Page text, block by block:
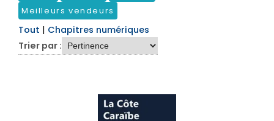
Meilleurs vendeurs
Tout | Chapitres numériques
Trier par :